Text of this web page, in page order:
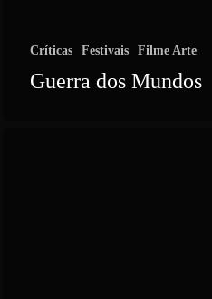
Críticas Festivais Filme Arte
Guerra dos Mundos